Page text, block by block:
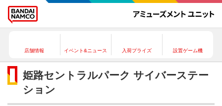
店舗情報 イベント&ニュース 入荷プライズ 設置ゲーム機
姫路セントラルパーク サイバーステー
ション